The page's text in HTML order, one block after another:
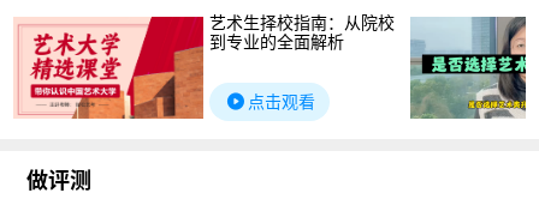
艺术生择校指南：从院校
到专业的全面解析
点击观看
做评测